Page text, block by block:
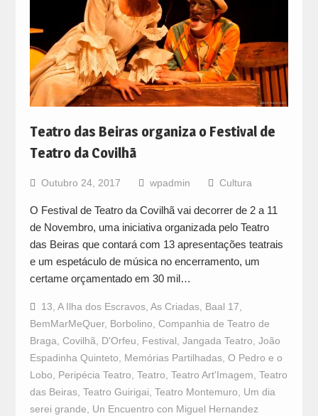
Teatro das Beiras organiza o Festival de
Teatro da Covilhã
Outubro 24, 2017 wpadmin Cultura
O Festival de Teatro da Covilhã vai decorrer de 2 a 11
de Novembro, uma iniciativa organizada pelo Teatro
das Beiras que contará com 13 apresentações teatrais
e um espetáculo de música no encerramento, um
certame orçamentado em 30 mil…
13, A Ilha dos Escravos, As Criadas, Baal 17,
BemMarMeQuer, Borbolino, Companhia de Teatro de
Braga, Covilhã, D'Orfeu, Festival, Jangada Teatro, João
Espadinha Quinteto, Memórias Partilhadas, O Pedro e o
Lobo, Peripécia Teatro, Teatro, Teatro Art'Imagem, Teatro
das Beiras, Teatro Guirigai, Teatro Montemuro, Um dia
serei grande, Un Encuentro con Miguel Hernandez